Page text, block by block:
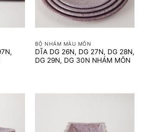
BỘ NHÁM MÀU MÔN
DĨA DG 26N, DG 27N, DG 28N,
DG 29N, DG 30N NHÁM MÔN